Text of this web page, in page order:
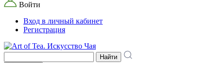
Войти
Вход в личный кабинет
Регистрация
Найти